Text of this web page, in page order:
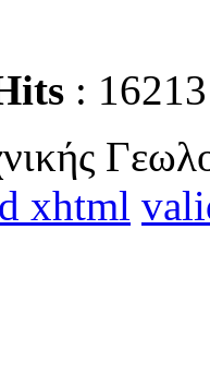
:
xhtml